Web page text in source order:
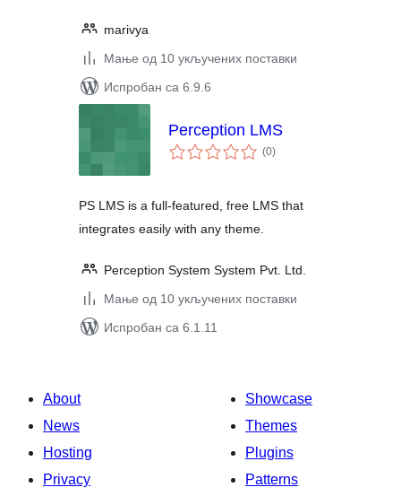
marivya
Мање од 10 укључених поставки
Испробан са 6.9.6
Perception LMS
(0укупних
оцена
)
PS LMS is a full-featured, free LMS that
integrates easily with any theme.
Perception System System Pvt. Ltd.
Мање од 10 укључених поставки
Испробан са 6.1.11
About
News
Hosting
Privacy
Showcase
Themes
Plugins
Patterns